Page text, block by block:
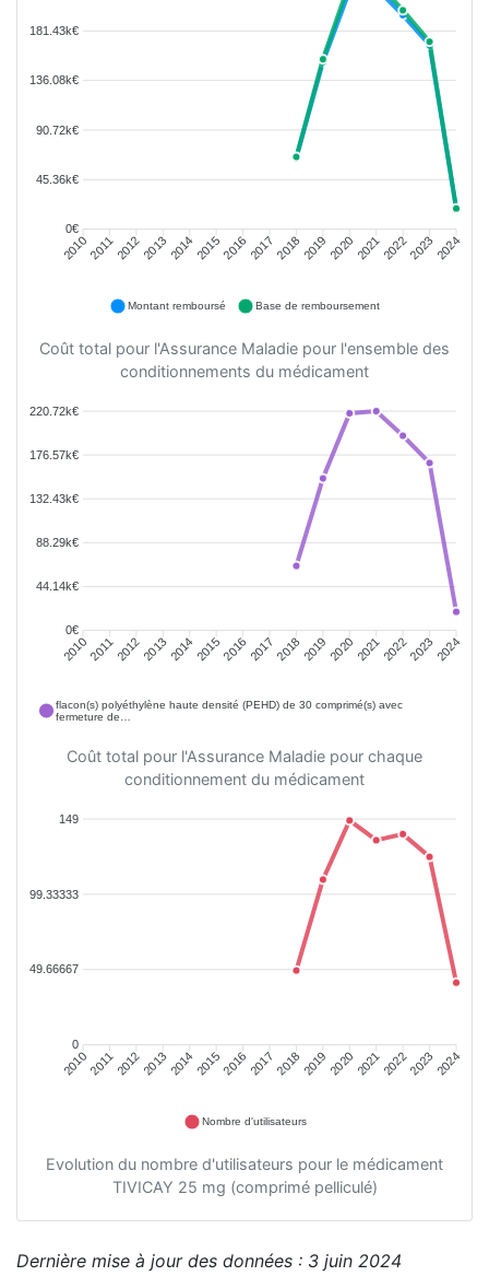
181.43k€
136.08k€
90.72k€
45.36k€
0€
201020112012201320142015201620172018201920202021202220232024
Montant remboursé Base de remboursement
Coût total pour l'Assurance Maladie pour l'ensemble des
conditionnements du médicament
220.72k€
176.57k€
132.43k€
88.29k€
44.14k€
0€
201020112012201320142015201620172018201920202021202220232024
flacon(s) polyéthylène haute densité (PEHD) de 30 comprimé(s) avec
fermeture de…
Coût total pour l'Assurance Maladie pour chaque
conditionnement du médicament
149
99.33333
49.66667
0
201020112012201320142015201620172018201920202021202220232024
Nombre d'utilisateurs
Evolution du nombre d'utilisateurs pour le médicament
TIVICAY 25 mg (comprimé pelliculé)
Dernière mise à jour des données : 3 juin 2024